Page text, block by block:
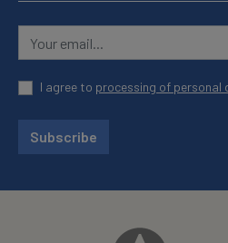
I agree to processing of personal
Subscribe